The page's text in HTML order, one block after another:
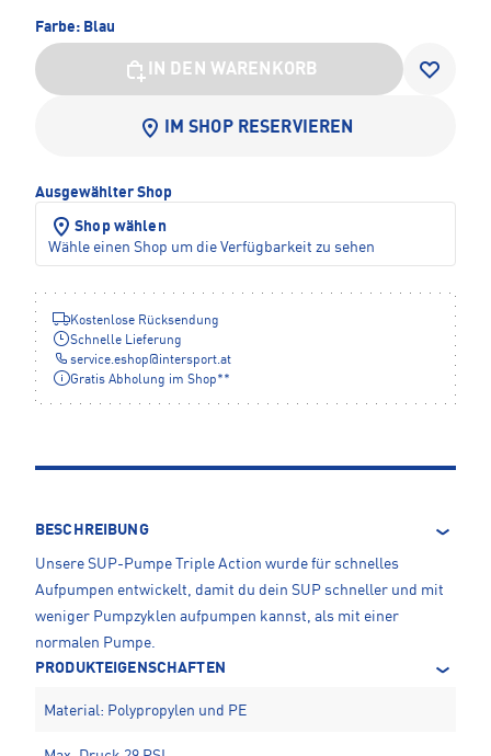
Farbe: Blau
IN DEN WARENKORB
IM SHOP RESERVIEREN
Ausgewählter Shop
Shop wählen
Wähle einen Shop um die Verfügbarkeit zu sehen
Kostenlose Rücksendung
Schnelle Lieferung
service.eshop@intersport.at
Gratis Abholung im Shop**
BESCHREIBUNG
Unsere SUP-Pumpe Triple Action wurde für schnelles
Aufpumpen entwickelt, damit du dein SUP schneller und mit
weniger Pumpzyklen aufpumpen kannst, als mit einer
normalen Pumpe.
PRODUKTEIGENSCHAFTEN
Material: Polypropylen und PE